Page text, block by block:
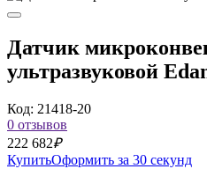
Датчик
ультразвуковой
Код: 21418-20
0 отзывов
222 682₽
КупитьОформить за 30 секунд